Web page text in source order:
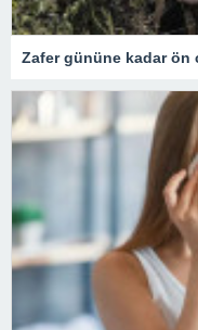
Zafer gününe kadar ön